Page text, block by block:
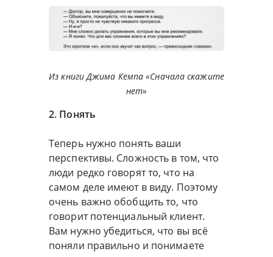
Из книги Джима Кемпа «Сначала скажите
нет»
2. Понять
Теперь нужно понять ваши
перспективы. Сложность в том, что
люди редко говорят то, что на
самом деле имеют в виду. Поэтому
очень важно обобщить то, что
говорит потенциальный клиент.
Вам нужно убедиться, что вы всё
поняли правильно и понимаете